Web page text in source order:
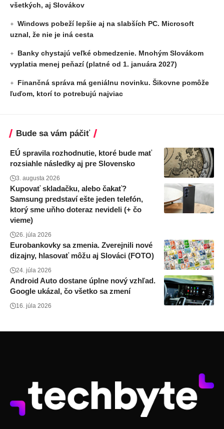
všetkých, aj Slovákov
Windows pobeží lepšie aj na slabších PC. Microsoft
uznal, že nie je iná cesta
Banky chystajú veľké obmedzenie. Mnohým Slovákom
vyplatia menej peňazí (platné od 1. januára 2027)
Finančná správa má geniálnu novinku. Šikovne pomôže
ľuďom, ktorí to potrebujú najviac
Bude sa vám páčiť
EÚ spravila rozhodnutie, ktoré bude mať
rozsiahle následky aj pre Slovensko
3. augusta 2026
Kupovať skladačku, alebo čakať?
Samsung predstaví ešte jeden telefón,
ktorý sme uňho doteraz nevideli (+ čo
vieme)
26. júla 2026
Eurobankovky sa zmenia. Zverejnili nové
dizajny, hlasovať môžu aj Slováci (FOTO)
24. júla 2026
Android Auto dostane úplne nový vzhľad.
Google ukázal, čo všetko sa zmení
16. júla 2026